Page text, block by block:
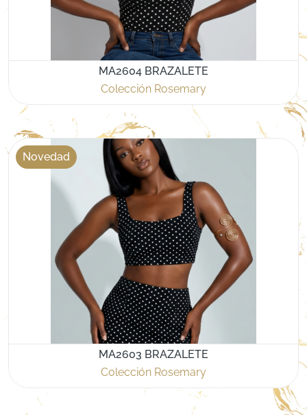
MA2604 BRAZALETE
Colección Rosemary
Novedad
MA2603 BRAZALETE
Colección Rosemary